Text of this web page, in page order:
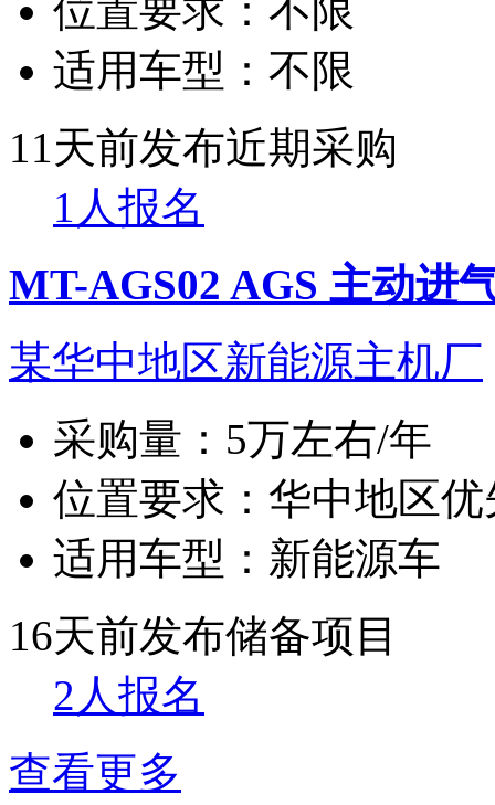
位置要求： 不限
适用车型： 不限
11天前发布近期采购
1人报名
MT-AGS02 AGS 主动进
某华中地区新能源主机厂
采购量： 5万左右/年
位置要求： 华中地区优
适用车型： 新能源车
16天前发布储备项目
2人报名
查看更多